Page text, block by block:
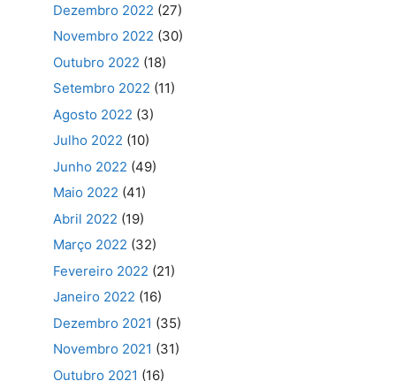
Dezembro 2022 (27)
Novembro 2022 (30)
Outubro 2022 (18)
Setembro 2022 (11)
Agosto 2022 (3)
Julho 2022 (10)
Junho 2022 (49)
Maio 2022 (41)
Abril 2022 (19)
Março 2022 (32)
Fevereiro 2022 (21)
Janeiro 2022 (16)
Dezembro 2021 (35)
Novembro 2021 (31)
Outubro 2021 (16)